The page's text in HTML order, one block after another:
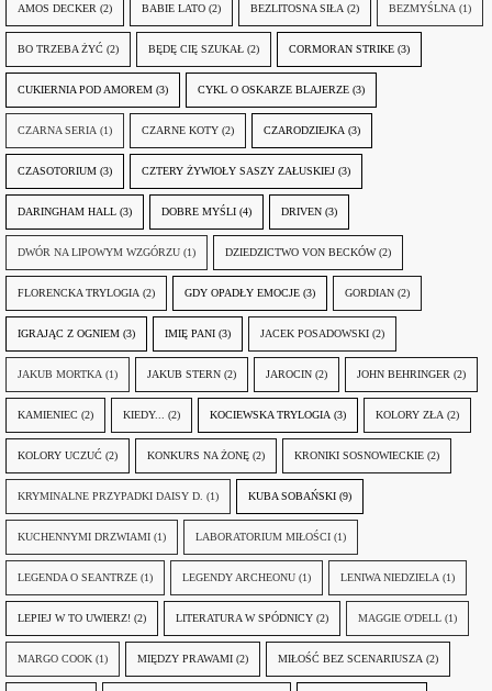
AMOS DECKER (2) BABIE LATO (2) BEZLITOSNA SIŁA (2) BEZMYŚLNA (1)
BO TRZEBA ŻYĆ (2) BĘDĘ CIĘ SZUKAŁ (2) CORMORAN STRIKE (3)
CUKIERNIA POD AMOREM (3) CYKL O OSKARZE BLAJERZE (3)
CZARNA SERIA (1) CZARNE KOTY (2) CZARODZIEJKA (3)
CZASOTORIUM (3) CZTERY ŻYWIOŁY SASZY ZAŁUSKIEJ (3)
DARINGHAM HALL (3) DOBRE MYŚLI (4) DRIVEN (3)
DWÓR NA LIPOWYM WZGÓRZU (1) DZIEDZICTWO VON BECKÓW (2)
FLORENCKA TRYLOGIA (2) GDY OPADŁY EMOCJE (3) GORDIAN (2)
IGRAJĄC Z OGNIEM (3) IMIĘ PANI (3) JACEK POSADOWSKI (2)
JAKUB MORTKA (1) JAKUB STERN (2) JAROCIN (2) JOHN BEHRINGER (2)
KAMIENIEC (2) KIEDY... (2) KOCIEWSKA TRYLOGIA (3) KOLORY ZŁA (2)
KOLORY UCZUĆ (2) KONKURS NA ŻONĘ (2) KRONIKI SOSNOWIECKIE (2)
KRYMINALNE PRZYPADKI DAISY D. (1) KUBA SOBAŃSKI (9)
KUCHENNYMI DRZWIAMI (1) LABORATORIUM MIŁOŚCI (1)
LEGENDA O SEANTRZE (1) LEGENDY ARCHEONU (1) LENIWA NIEDZIELA (1)
LEPIEJ W TO UWIERZ! (2) LITERATURA W SPÓDNICY (2) MAGGIE O'DELL (1)
MARGO COOK (1) MIĘDZY PRAWAMI (2) MIŁOŚĆ BEZ SCENARIUSZA (2)